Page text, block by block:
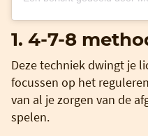
1. 4-7-8
Deze techniek dwingt je
focussen op het
van al je zorgen van de
spelen.